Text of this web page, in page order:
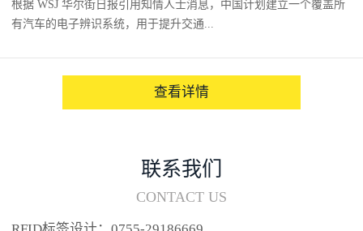
根据 WSJ 华尔街日报引用知情人士消息，中国计划建立一个覆盖所
有汽车的电子辨识系统，用于提升交通...
查看详情
联系我们
CONTACT US